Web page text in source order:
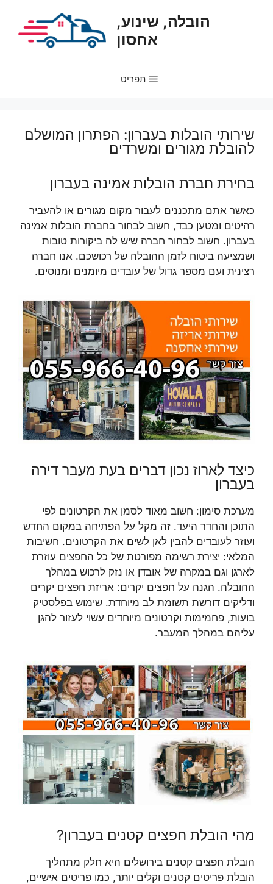
הובלה, שינוע,
אחסון
תפריט
שירותי הובלות בעברון: הפתרון המושלם
להובלת מגורים ומשרדים
בחירת חברת הובלות אמינה בעברון
כאשר אתם מתכננים לעבור מקום מגורים או להעביר
רהיטים ומטען כבד, חשוב לבחור בחברת הובלות אמינה
בעברון. חשוב לבחור חברה שיש לה ביקורות טובות
ושמציעה ביטוח לזמן ההובלה של רכושכם. אנו חברה
רצינית ועם מספר גדול של עובדים מיומנים ומנוסים.
כיצד לארוז נכון דברים בעת מעבר דירה
בעברון
מערכת סימון: חשוב מאוד לסמן את הקרטונים לפי
התוכן והחדר היעד. זה מקל על הפתיחה במקום החדש
ועוזר לעובדים להבין לאן לשים את הקרטונים. חשיבות
המלאי: יצירת רשימה מפורטת של כל החפצים עוזרת
לארגן וגם במקרה של אובדן או נזק לרכוש במהלך
ההובלה. הגנה על חפצים יקרים: אריזת חפצים יקרים
ודליקים דורשת תשומת לב מיוחדת. שימוש בפלסטיק
בועות, פחמימות וקרטונים מיוחדים עשוי לעזור להגן
עליהם במהלך המעבר.
מהי הובלת חפצים קטנים בעברון?
הובלת חפצים קטנים בירושלים היא חלק מתהליך
הובלת פריטים קטנים וקלים יותר, כמו פריטים אישיים,